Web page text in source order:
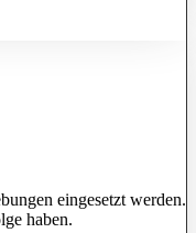
eingesetzt werden.
haben.